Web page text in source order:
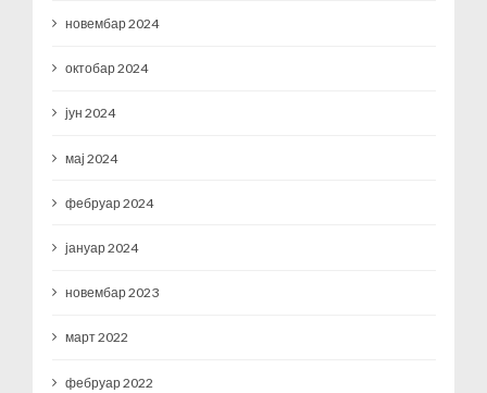
новембар 2024
октобар 2024
јун 2024
мај 2024
фебруар 2024
јануар 2024
новембар 2023
март 2022
фебруар 2022